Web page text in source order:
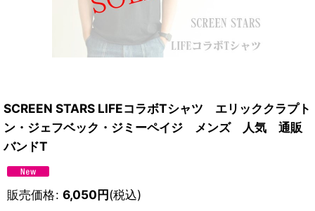
SCREEN STARS LIFEコラボTシャツ エリッククラプト
ン・ジェフベック・ジミーペイジ メンズ 人気 通販
バンドT
販売価格: 6,050円(税込)